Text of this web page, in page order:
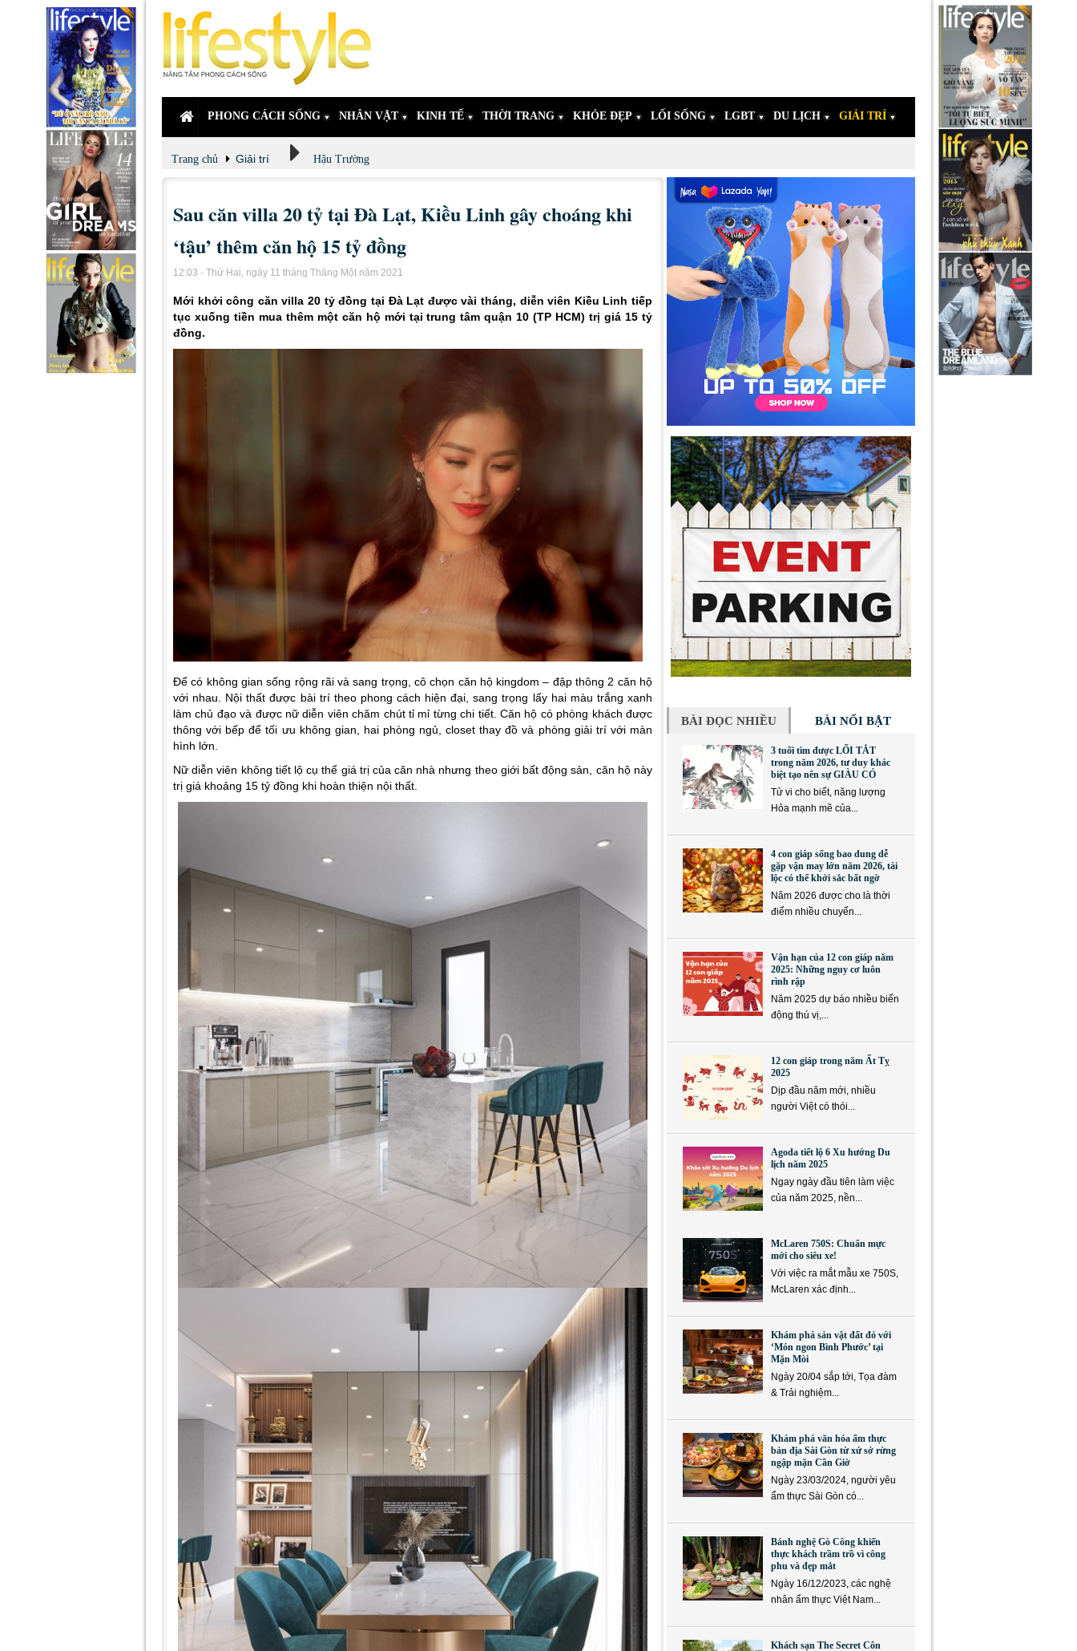
PHONG CÁCH SỐNG NHÂN VẬT KINH TẾ THỜI TRANG KHỎE ĐẸP LỐI SỐNG LGBT DU LỊCH GIẢI TRÍ
Trang chủ Giải trí Hậu Trường
Sau căn villa 20 tỷ tại Đà Lạt, Kiều Linh gây choáng khi
‘tậu’ thêm căn hộ 15 tỷ đồng
12:03 - Thứ Hai, ngày 11 tháng Tháng Một năm 2021
Mới khởi công căn villa 20 tỷ đồng tại Đà Lạt được vài tháng, diễn viên Kiều Linh tiếp
tục xuống tiền mua thêm một căn hộ mới tại trung tâm quận 10 (TP HCM) trị giá 15 tỷ
đồng.
Để có không gian sống rộng rãi và sang trọng, cô chọn căn hộ kingdom – đập thông 2 căn hộ
với nhau. Nội thất được bài trí theo phong cách hiện đại, sang trọng lấy hai màu trắng xanh
làm chủ đạo và được nữ diễn viên chăm chút tỉ mỉ từng chi tiết. Căn hộ có phòng khách được
thông với bếp để tối ưu không gian, hai phòng ngủ, closet thay đồ và phòng giải trí với màn
hình lớn.
Nữ diễn viên không tiết lộ cụ thể giá trị của căn nhà nhưng theo giới bất động sản, căn hộ này
trị giá khoảng 15 tỷ đồng khi hoàn thiện nội thất.
BÀI ĐỌC NHIỀU BÀI NỔI BẬT
3 tuổi tìm được LỐI TẮT
trong năm 2026, tư duy khác
biệt tạo nên sự GIÀU CÓ
Tử vi cho biết, năng lượng
Hỏa mạnh mẽ của...
4 con giáp sống bao dung dễ
gặp vận may lớn năm 2026, tài
lộc có thể khởi sắc bất ngờ
Năm 2026 được cho là thời
điểm nhiều chuyển...
Vận hạn của 12 con giáp năm
2025: Những nguy cơ luôn
rình rập
Năm 2025 dự báo nhiều biến
động thú vị,...
12 con giáp trong năm Ất Tỵ
2025
Dịp đầu năm mới, nhiều
người Việt có thói...
Agoda tiết lộ 6 Xu hướng Du
lịch năm 2025
Ngay ngày đầu tiên làm việc
của năm 2025, nền...
McLaren 750S: Chuẩn mực
mới cho siêu xe!
Với việc ra mắt mẫu xe 750S,
McLaren xác định...
Khám phá sản vật đất đỏ với
‘Món ngon Bình Phước’ tại
Mặn Mòi
Ngày 20/04 sắp tới, Tọa đàm
& Trải nghiệm...
Khám phá văn hóa ẩm thực
bản địa Sài Gòn từ xứ sở rừng
ngập mặn Cần Giờ
Ngày 23/03/2024, người yêu
ẩm thực Sài Gòn có...
Bánh nghệ Gò Công khiến
thực khách trầm trồ vì công
phu và đẹp mắt
Ngày 16/12/2023, các nghệ
nhân ẩm thực Việt Nam...
Khách sạn The Secret Côn